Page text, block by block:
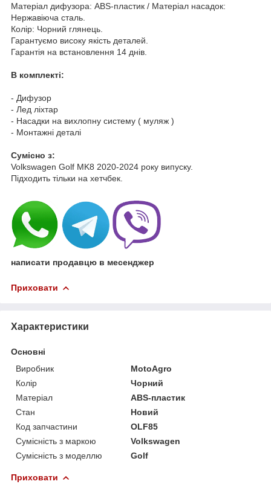
Матеріал дифузора: ABS-пластик / Матеріал насадок:
Нержавіюча сталь.
Колір: Чорний глянець.
Гарантуємо високу якість деталей.
Гарантія на встановлення 14 днів.
В комплекті:
- Дифузор
- Лед ліхтар
- Насадки на вихлопну систему ( муляж )
- Монтажні деталі
Cумісно з:
Volkswagen Golf MK8 2020-2024 року випуску.
Підходить тільки на хетчбек.
написати продавцю в месенджер
Приховати
Характеристики
Основні
Виробник
MotoAgro
Колір
Чорний
Матеріал
ABS-пластик
Стан
Новий
Код запчастини
OLF85
Сумісність з маркою
Volkswagen
Сумісність з моделлю
Golf
Приховати